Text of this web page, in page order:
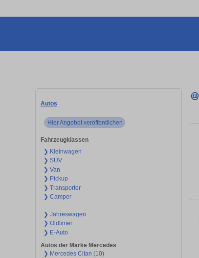
Autos
Hier Angebot veröffentlichen
Fahrzeugklassen
❯ Kleinwagen
❯ SUV
❯ Van
❯ Pickup
❯ Transporter
❯ Camper
❯ Jahreswagen
❯ Oldtimer
❯ E-Auto
Autos der Marke Mercedes
❯ Mercedes Citan (10)